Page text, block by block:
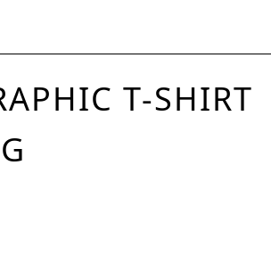
T-SHIRT